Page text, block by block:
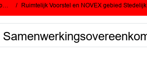
Ruimtelijk Voorstel en NOVEX gebied Stedelijk Brabant